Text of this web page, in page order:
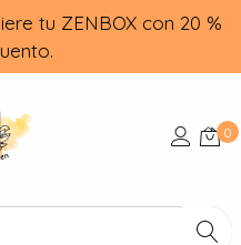
tu ZENBOX con 20 %
0